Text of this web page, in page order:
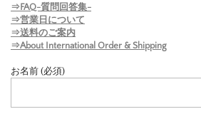
⇒FAQ-質問回答集-
⇒営業日について
⇒送料のご案内
⇒About International Order & Shipping
お名前 (必須)